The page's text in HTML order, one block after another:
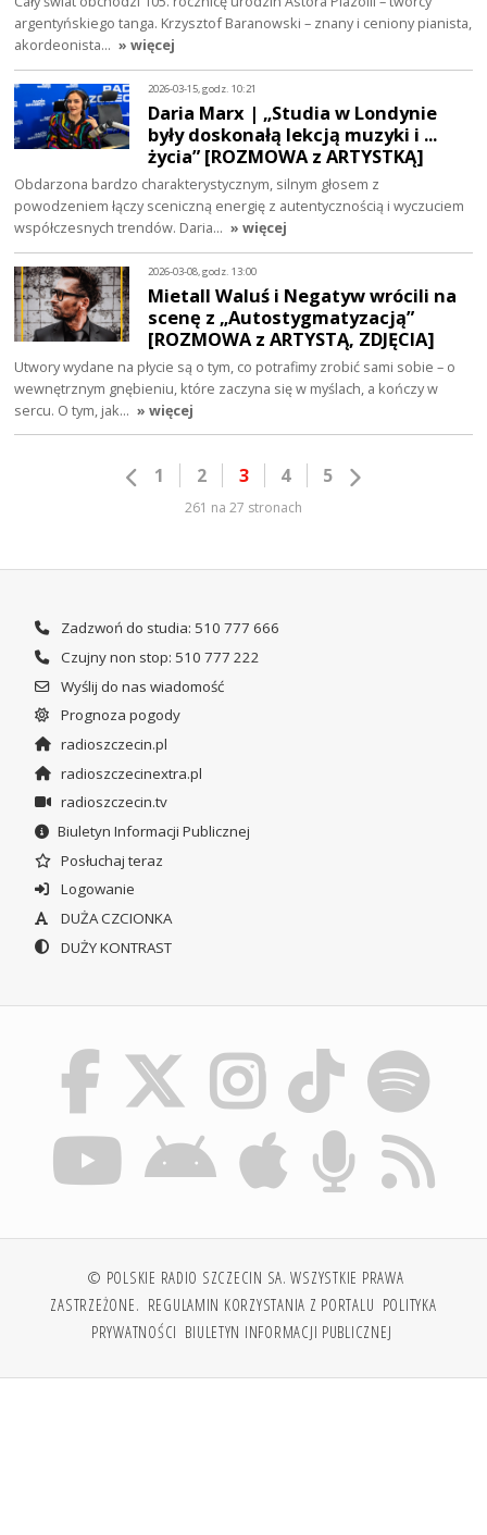
argentyńskiego tanga. Krzysztof Baranowski – znany i ceniony pianista,
akordeonista… » więcej
2026-03-15, godz. 10:21
Daria Marx | „Studia w Londynie
były doskonałą lekcją muzyki i ...
życia” [ROZMOWA z ARTYSTKĄ]
Obdarzona bardzo charakterystycznym, silnym głosem z
powodzeniem łączy sceniczną energię z autentycznością i wyczuciem
współczesnych trendów. Daria… » więcej
2026-03-08, godz. 13:00
Mietall Waluś i Negatyw wrócili na
scenę z „Autostygmatyzacją”
[ROZMOWA z ARTYSTĄ, ZDJĘCIA]
Utwory wydane na płycie są o tym, co potrafimy zrobić sami sobie – o
wewnętrznym gnębieniu, które zaczyna się w myślach, a kończy w
sercu. O tym, jak… » więcej
1 2 3 4 5
261 na 27 stronach
Zadzwoń do studia: 510 777 666
Czujny non stop: 510 777 222
Wyślij do nas wiadomość
Prognoza pogody
radioszczecin.pl
radioszczecinextra.pl
radioszczecin.tv
Biuletyn Informacji Publicznej
Posłuchaj teraz
Logowanie
DUŻA CZCIONKA
DUŻY KONTRAST
© POLSKIE RADIO SZCZECIN SA. WSZYSTKIE PRAWA
ZASTRZEŻONE. REGULAMIN KORZYSTANIA Z PORTALU POLITYKA
PRYWATNOŚCI BIULETYN INFORMACJI PUBLICZNEJ